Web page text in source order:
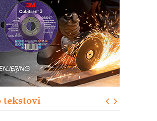
tekstovi
ADVANCED INDICATOR
signalizacija za efikasnije
mašinama
ispitivanje transformatora u
elektranama i vetroparkovima
točkova na gradilištu- standard
i odgovornog građenja
pretvarača sa tečnim